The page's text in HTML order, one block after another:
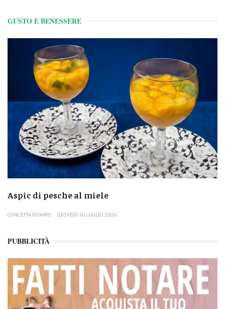
GUSTO E BENESSERE
Aspic di pesche al miele
CONCETTA DONATO GIOVEDÌ 30 LUGLIO 2026
PUBBLICITÀ